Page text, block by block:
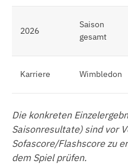
2026
Saison
gesamt
Karriere Wimbledon
Die konkreten
Saisonresultate) sind vor
Sofascore/Flashscore zu
dem Spiel prüfen.